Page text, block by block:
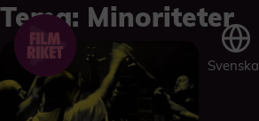
Svenska
Tema: Minoriteter